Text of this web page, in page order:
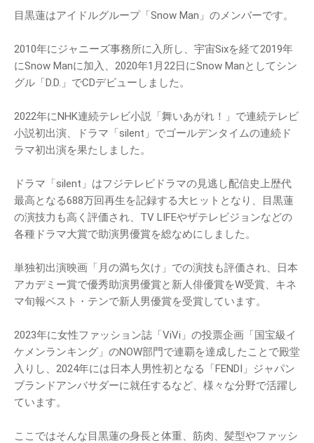
目黒蓮はアイドルグループ「Snow Man」のメンバーです。
2010年にジャニーズ事務所に入所し、宇宙Sixを経て2019年
にSnow Manに加入、2020年1月22日にSnow Manとしてシン
グル「D.D.」でCDデビューしました。
2022年にNHK連続テレビ小説「舞いあがれ！」で連続テレビ
小説初出演、ドラマ「silent」でゴールデンタイムの連続ド
ラマ初出演を果たしました。
ドラマ「silent」はフジテレビドラマの見逃し配信史上歴代
最高となる688万回再生を記録する大ヒットとなり、目黒蓮
の演技力も高く評価され、TV LIFEやザテレビジョンなどの
各種ドラマ大賞で助演男優賞を総なめにしました。
単独初出演映画「月の満ち欠け」での演技も評価され、日本
アカデミー賞で優秀助演男優賞と新人俳優賞をW受賞、キネ
マ旬報ベスト・テンで新人男優賞を受賞しています。
2023年に女性ファッション誌「ViVi」の投票企画「国宝級イ
ケメンランキング」のNOW部門で連覇を達成したことで殿堂
入りし、2024年には日本人男性初となる「FENDI」ジャパン
ブランドアンバサダーに就任するなど、様々な分野で活躍し
ています。
ここではそんな目黒蓮の身長と体重、筋肉、髪型やファッシ